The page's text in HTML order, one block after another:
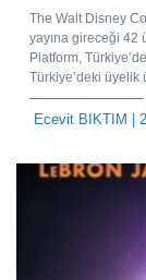
The Walt Disney
yayına gireceği 42
Platform,
Türkiye’deki üyelik
Ecevit BIKTIM |